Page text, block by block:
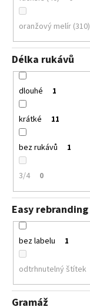
oranžový melír (310)
Délka rukávů
dlouhé 1
krátké 11
bez rukávů 1
3/4 0
Easy rebranding
bez labelu 1
odtrhnutelný štítek
Gramáž